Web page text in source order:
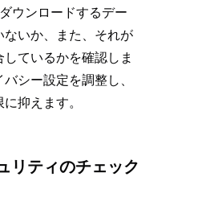
ダウンロードするデー
ないか、また、それが
ているかを確認しま
シー設定を調整し、
抑えます。
リティのチェック